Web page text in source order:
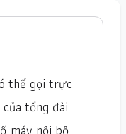
thể gọi trực
tổng đài